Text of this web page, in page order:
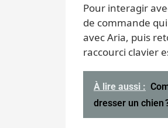
Pour interagir
de commande
avec Aria, puis
raccourci clavier
À lire aussi :
dresser un chien